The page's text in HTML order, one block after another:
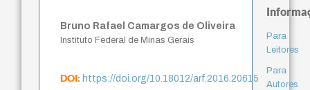
Bruno Rafael Camargos de Oliveira
Instituto Federal de Minas Gerais
DOI:https://doi.org/10.18012/arf.2016.20615
Para
Leitores
Para
Autores